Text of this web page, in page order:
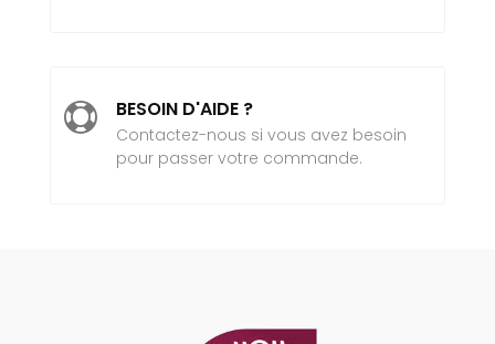
 BESOIN D'AIDE ?
Contactez-nous si vous avez besoin
pour passer votre commande.